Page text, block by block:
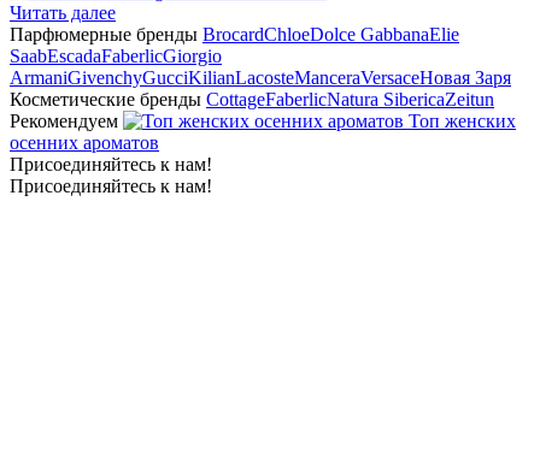
Читать далее
Парфюмерные бренды BrocardChloeDolce GabbanaElie
SaabEscadaFaberlicGiorgio
ArmaniGivenchyGucciKilianLacosteManceraVersaceНовая Заря
Косметические бренды CottageFaberlicNatura SibericaZeitun
Рекомендуем
Топ женских
осенних ароматов
Присоединяйтесь к нам!
Присоединяйтесь к нам!